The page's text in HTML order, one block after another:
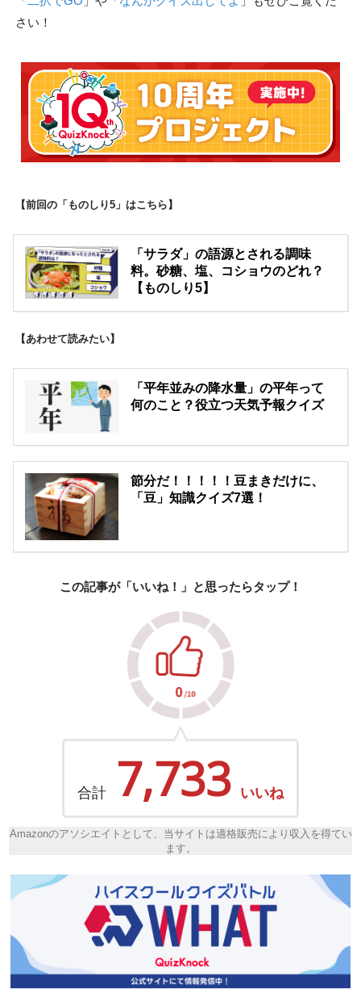
さい！
【前回の「ものしり5」はこちら】
「サラダ」の語源とされる調味
料。砂糖、塩、コショウのどれ？
【ものしり5】
【あわせて読みたい】
「平年並みの降水量」の平年って
何のこと？役立つ天気予報クイズ
節分だ！！！！！豆まきだけに、
「豆」知識クイズ7選！
この記事が「いいね！」と思ったらタップ！
合計 7,733 いいね
Amazonのアソシエイトとして、当サイトは適格販売により収入を得てい
ます。